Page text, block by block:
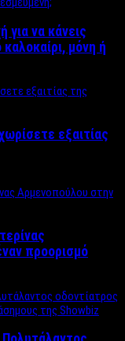
για να κάνεις
μόνη ή
εξαιτίας
προορισμό